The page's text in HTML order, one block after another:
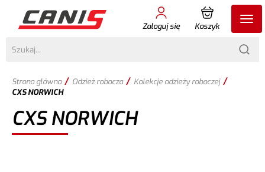
Zaloguj się Koszyk
Strona główna / Odzież robocza / Kolekcje odzieży roboczej /
CXS NORWICH
CXS NORWICH